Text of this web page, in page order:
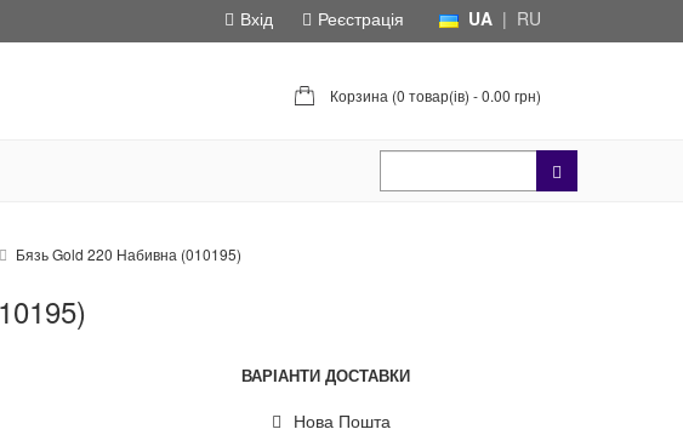
UA | RU
Вхід
Реєстрація
Корзина (0 товар(ів) - 0.00 грн)
Бязь Gold 220 Набивна (010195)
ВАРІАНТИ ДОСТАВКИ
Нова Пошта